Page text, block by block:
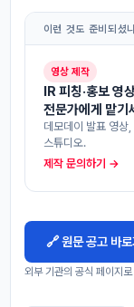
이런 것도 준비되셨
영상 제작
IR 피칭·홍보 영
전문가에게 맡기
데모데이 발표 영상
스튜디오.
제작 문의하기 →
🔗 원문 공고 바
외부 기관의 공식 페이지